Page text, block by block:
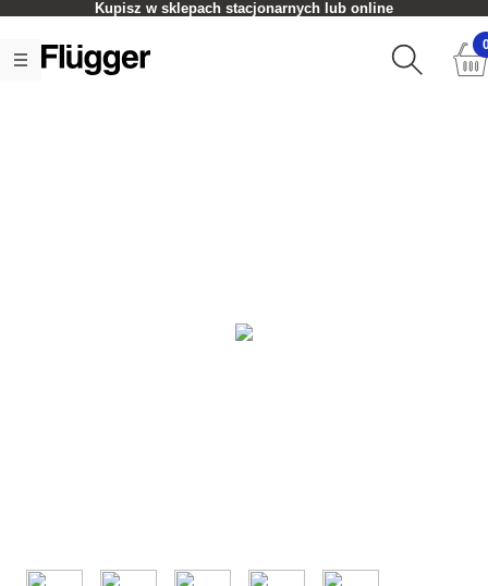
Kupisz w sklepach stacjonarnych lub online